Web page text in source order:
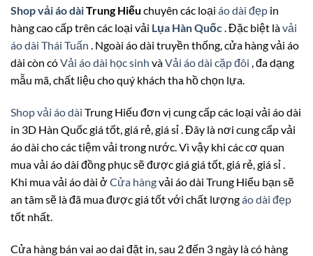
Shop vải áo dàiTrung Hiếu chuyên các loại áo dài đẹp in
hàng cao cấp trên các loại vải Lụa Hàn Quốc. Đặc biệt làvải
áo dài Thái Tuấn . Ngoài áo dài truyền thống, cửa hàng vải áo
dài còn cóVải áo dài học sinh vàVải áo dài cặp đôi , đa dạng
mẫu mã, chất liệu cho quý khách tha hồ chọn lựa.
Shop vải áo dài Trung Hiếu đơn vị cung cấp các loại vải áo dài
in 3D Hàn Quốc giá tốt, giá rẻ, giá sỉ . Đây là nơi cung cấp vải
áo dài cho các tiệm vải trong nước. Vì vậy khi các cơ quan
mua vải áo dài đồng phục sẽ được giá giá tốt, giá rẻ, giá sỉ .
Khi mua vải áo dài ở Cửa hàngvải áo dài Trung Hiếu bạn sẽ
an tâm sẽ là đã mua được giá tốt với chất lượngáo dài đẹp
tốt nhất.
Cửa hàng bán vai ao dai đặt in, sau 2 đến 3 ngày là có hàng